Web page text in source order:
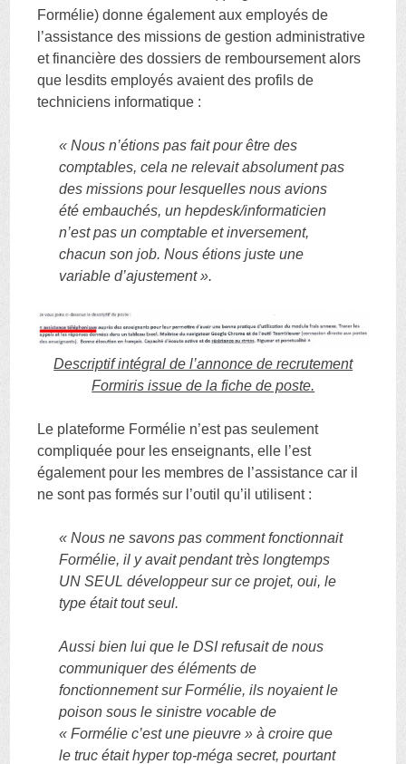
Formélie) donne également aux employés de
l’assistance des missions de gestion administrative
et financière des dossiers de remboursement alors
que lesdits employés avaient des profils de
techniciens informatique :
« Nous n’étions pas fait pour être des
comptables, cela ne relevait absolument pas
des missions pour lesquelles nous avions
été embauchés, un hepdesk/informaticien
n’est pas un comptable et inversement,
chacun son job. Nous étions juste une
variable d’ajustement ».
Descriptif intégral de l’annonce de recrutement
Formiris issue de la fiche de poste.
Le plateforme Formélie n’est pas seulement
compliquée pour les enseignants, elle l’est
également pour les membres de l’assistance car il
ne sont pas formés sur l’outil qu’il utilisent :
« Nous ne savons pas comment fonctionnait
Formélie, il y avait pendant très longtemps
UN SEUL développeur sur ce projet, oui, le
type était tout seul.
Aussi bien lui que le DSI refusait de nous
communiquer des éléments de
fonctionnement sur Formélie, ils noyaient le
poison sous le sinistre vocable de
« Formélie c’est une pieuvre » à croire que
le truc était hyper top-méga secret, pourtant